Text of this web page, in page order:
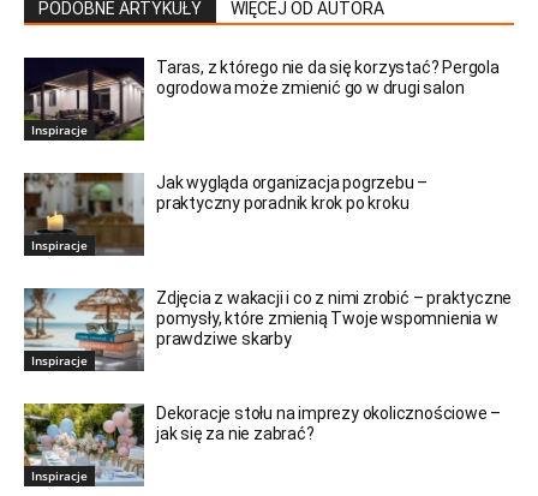
PODOBNE ARTYKUŁY WIĘCEJ OD AUTORA
Inspiracje
Taras, z którego nie da się korzystać? Pergola
ogrodowa może zmienić go w drugi salon
Inspiracje
Jak wygląda organizacja pogrzebu –
praktyczny poradnik krok po kroku
Inspiracje
Zdjęcia z wakacji i co z nimi zrobić – praktyczne
pomysły, które zmienią Twoje wspomnienia w
prawdziwe skarby
Inspiracje
Dekoracje stołu na imprezy okolicznościowe –
jak się za nie zabrać?